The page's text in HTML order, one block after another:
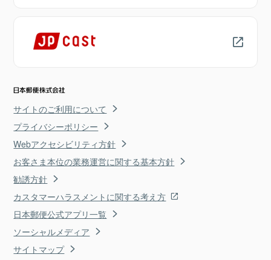
サイトのご利用について
プライバシーポリシー
Webアクセシビリティ方針
お客さま本位の業務運営に関する基本方針
勧誘方針
カスタマーハラスメントに関する考え方
日本郵便公式アプリ一覧
ソーシャルメディア
サイトマップ